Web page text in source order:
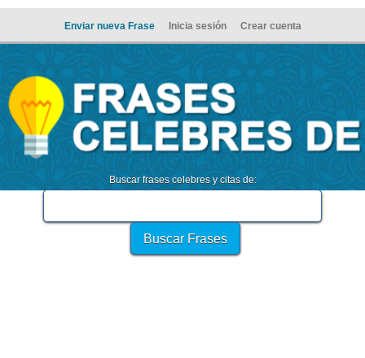
Enviar nueva Frase Inicia sesión Crear cuenta
Buscar frases celebres y citas de: